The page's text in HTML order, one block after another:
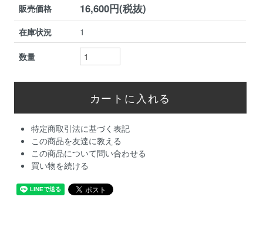
販売価格
16,600円(税抜)
在庫状況 1
数量
特定商取引法に基づく表記
この商品を友達に教える
この商品について問い合わせる
買い物を続ける